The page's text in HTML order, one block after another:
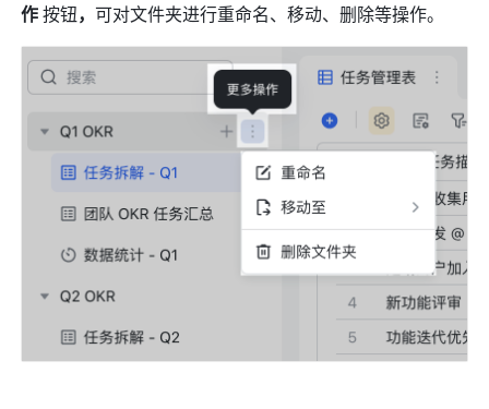
作 按钮，可对文件夹进行重命名、移动、删除等操作。